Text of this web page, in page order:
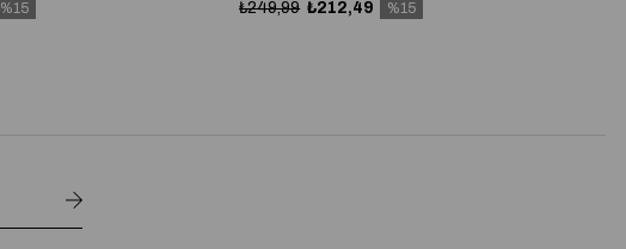
%15 ₺212,49
₺249,99 %15